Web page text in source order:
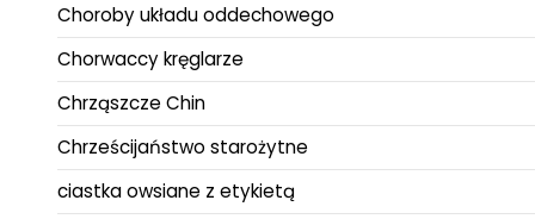
Choroby układu oddechowego
Chorwaccy kręglarze
Chrząszcze Chin
Chrześcijaństwo starożytne
ciastka owsiane z etykietą